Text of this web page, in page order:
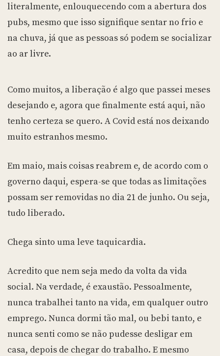
literalmente, enlouquecendo com a abertura dos
pubs, mesmo que isso signifique sentar no frio e
na chuva, já que as pessoas só podem se socializar
ao ar livre.
Como muitos, a liberação é algo que passei meses
desejando e, agora que finalmente está aqui, não
tenho certeza se quero. A Covid está nos deixando
muito estranhos mesmo.
Em maio, mais coisas reabrem e, de acordo com o
governo daqui, espera-se que todas as limitações
possam ser removidas no dia 21 de junho. Ou seja,
tudo liberado.
Chega sinto uma leve taquicardia.
Acredito que nem seja medo da volta da vida
social. Na verdade, é exaustão. Pessoalmente,
nunca trabalhei tanto na vida, em qualquer outro
emprego. Nunca dormi tão mal, ou bebi tanto, e
nunca senti como se não pudesse desligar em
casa, depois de chegar do trabalho. E mesmo